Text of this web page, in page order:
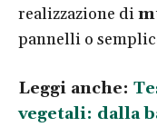
realizzazione di
pannelli o
Leggi anche:
vegetali: dalla